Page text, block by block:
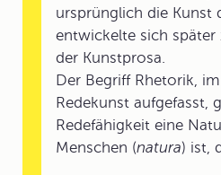
ursprünglich die Kunst
entwickelte sich später
der Kunstprosa.
Der Begriff Rhetorik,
Redekunst aufgefasst,
Redefähigkeit eine
Menschen (natura) ist,